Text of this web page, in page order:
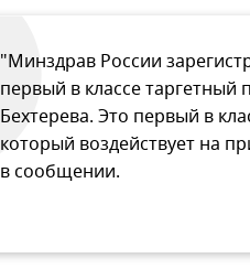
"Минздрав России
первый в классе таргетный
Бехтерева. Это первый в
который воздействует на
в сообщении.